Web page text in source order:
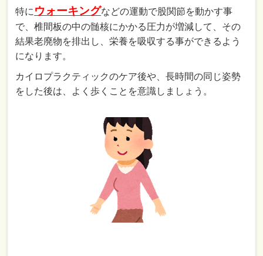
特に ウォーキングなどの運動で股関節を動かす事
で、椎間板の中の髄核にかかる圧力が増減して、その
結果老廃物を排出し、栄養を吸収する事ができるよう
になります。
カイロプラクティックのケア後や、長時間の同じ姿勢
をした後は、よく歩くことを意識しましょう。